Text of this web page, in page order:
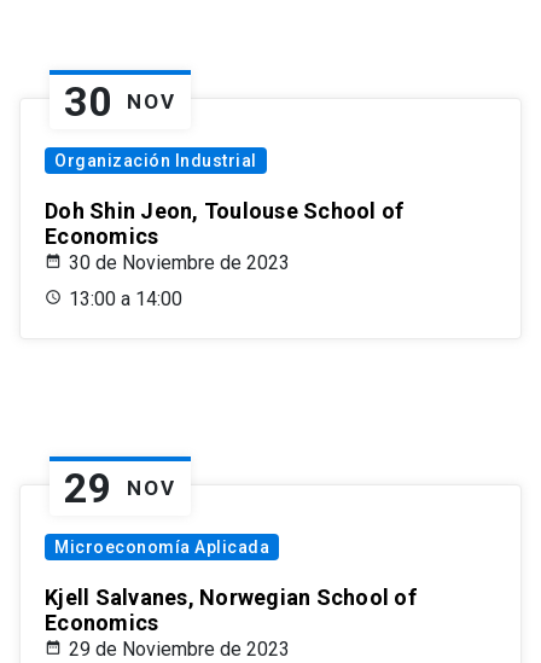
30 NOV
Organización Industrial
Doh Shin Jeon, Toulouse School of
Economics
30 de Noviembre de 2023
13:00 a 14:00
29 NOV
Microeconomía Aplicada
Kjell Salvanes, Norwegian School of
Economics
29 de Noviembre de 2023